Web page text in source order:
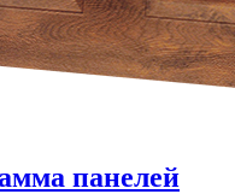
панелей